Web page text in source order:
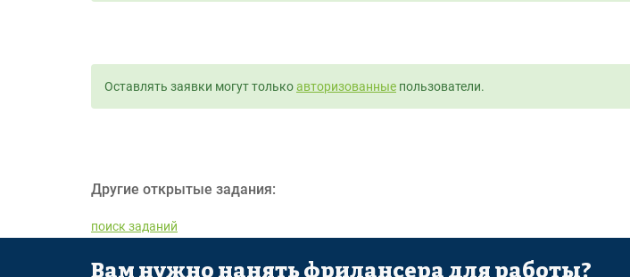
Оставлять заявки могут толькоавторизованные пользователи.
Другие открытые задания:
поиск заданий
Вам нужно нанять фрилансера для работы?